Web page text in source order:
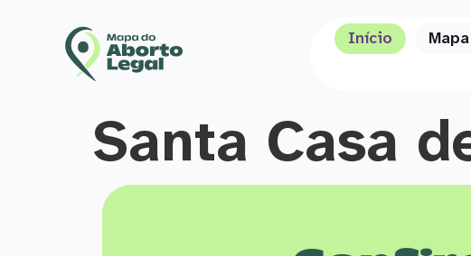
Início Mapa
Santa Casa